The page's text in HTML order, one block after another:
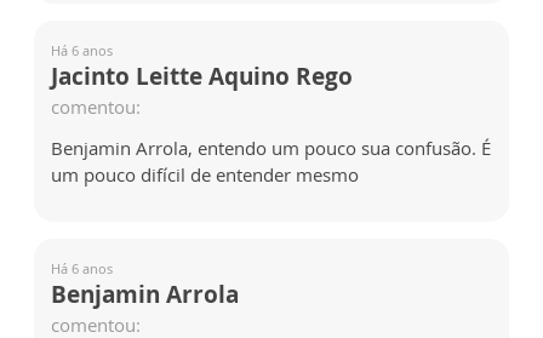
Há 6 anos
Jacinto Leitte Aquino Rego
comentou:
Benjamin Arrola, entendo um pouco sua confusão. É
um pouco difícil de entender mesmo
Há 6 anos
Benjamin Arrola
comentou: